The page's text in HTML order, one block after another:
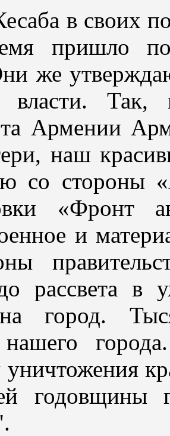
в своих
пришло
же
власти.
Армении
наш
со стороны
«Фронт
и
рассвета в
город.
уничтожения
годовщины